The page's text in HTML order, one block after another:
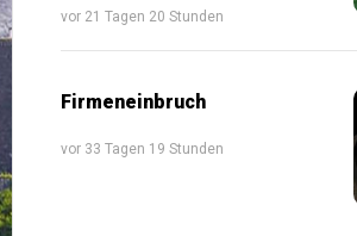
vor 21 Tagen 20 Stunden
Firmeneinbruch
vor 33 Tagen 19 Stunden